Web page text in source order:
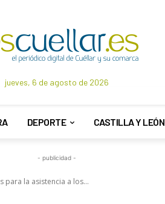
jueves, 6 de agosto de 2026
DEPORTE CASTILLA Y LEÓN
- publicidad -
la asistencia a los...